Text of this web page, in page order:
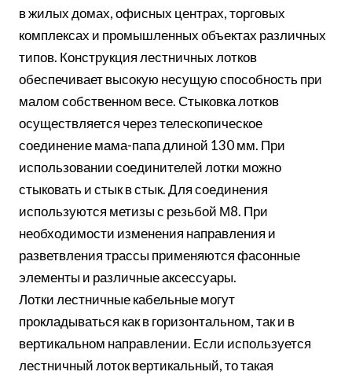
в жилых домах, офисных центрах, торговых
комплексах и промышленных объектах различных
типов. Конструкция лестничных лотков
обеспечивает высокую несущую способность при
малом собственном весе. Стыковка лотков
осуществляется через телескопическое
соединение мама-папа длиной 130 мм. При
использовании соединителей лотки можно
стыковать и стык в стык. Для соединения
используются метизы с резьбой М8. При
необходимости изменения направления и
разветвления трассы применяются фасонные
элементы и различные аксессуары.
Лотки лестничные кабельные могут
прокладываться как в горизонтальном, так и в
вертикальном направлении. Если используется
лестничный лоток вертикальный, то такая